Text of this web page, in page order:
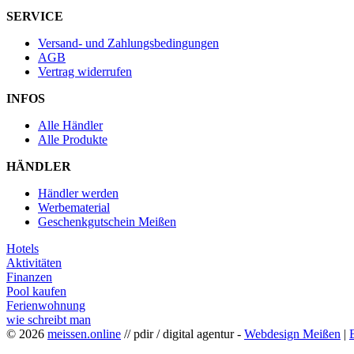
SERVICE
Versand- und Zahlungsbedingungen
AGB
Vertrag widerrufen
INFOS
Alle Händler
Alle Produkte
HÄNDLER
Händler werden
Werbematerial
Geschenkgutschein Meißen
Hotels
Aktivitäten
Finanzen
Pool kaufen
Ferienwohnung
wie schreibt man
© 2026 meissen.online // pdir / digital agentur - Webdesign Meißen |